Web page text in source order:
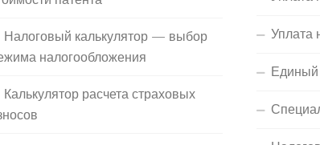
Налоговый калькулятор — выбор
налогообложения
Калькулятор расчета страховых
Уплата
Единый